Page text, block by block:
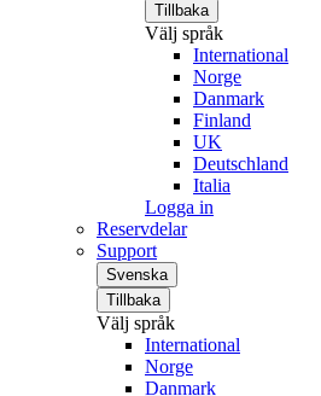
Tillbaka
Välj språk
International
Norge
Danmark
Finland
UK
Deutschland
Italia
Logga in
Reservdelar
Support
Svenska
Tillbaka
Välj språk
International
Norge
Danmark